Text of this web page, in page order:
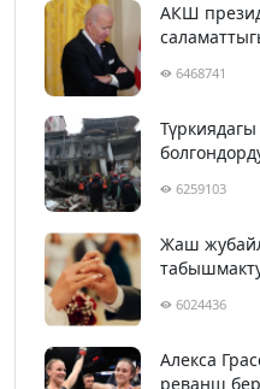
АКШ
6468741
6259103
Жаш
6024436
Алекса
реванш